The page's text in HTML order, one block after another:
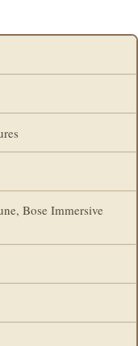
Bose Immersive